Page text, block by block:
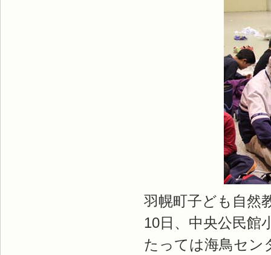
羽幌町子ども自然
10日、中央公民館
たっては海鳥セン